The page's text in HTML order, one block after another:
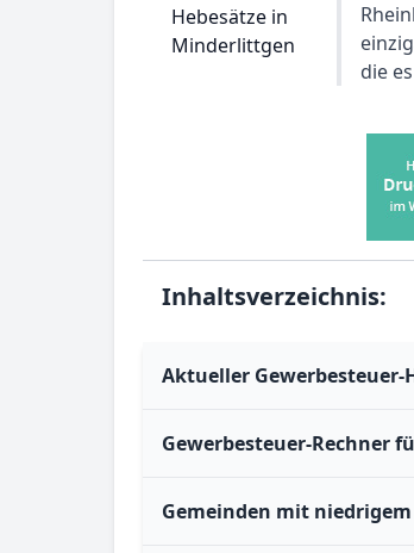
die
Inhaltsverzeichnis:
Aktueller
Gewerbesteuer-Rechner
Gemeinden mit